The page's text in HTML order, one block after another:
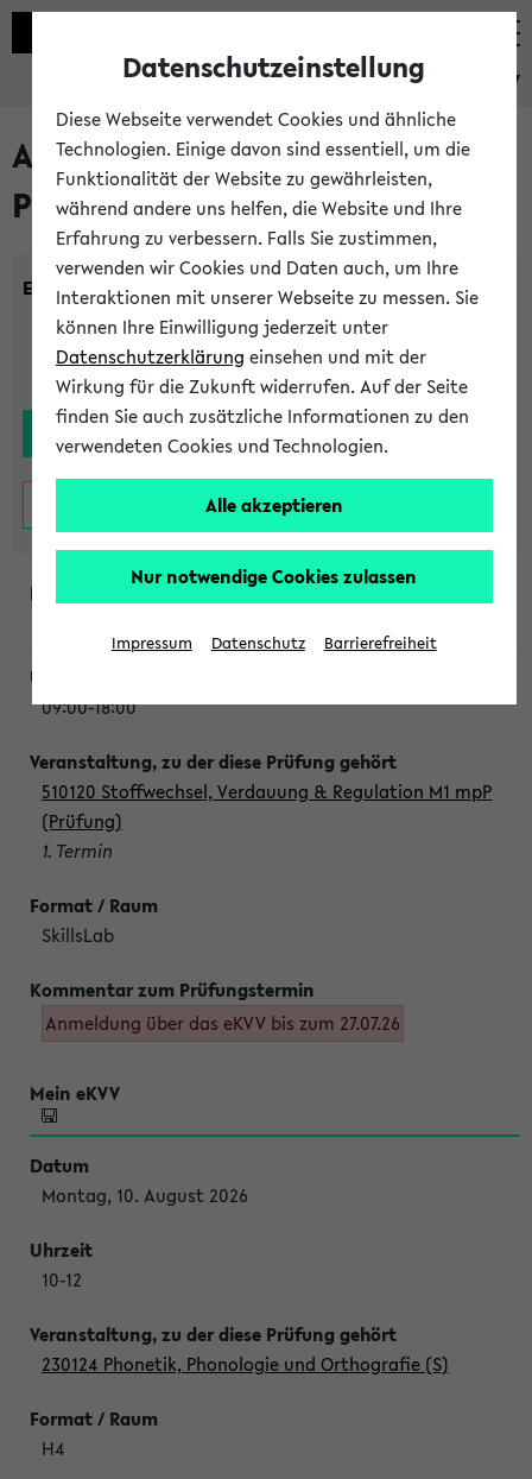
eKVV
Alle noch stattfindenden
Prüfungen
Einrichtung:
09:00-18:00
510120 Stoffwechsel, Verdauung & Regulation M1 mpP
(Prüfung)
1. Termin
SkillsLab
Anmeldung über das eKVV bis zum 27.07.26
Montag, 10. August 2026
10-12
230124 Phonetik, Phonologie und Orthografie (S)
H4
Datenschutzeinstellung
Diese Webseite verwendet Cookies und ähnliche
Technologien. Einige davon sind essentiell, um die
Funktionalität der Website zu gewährleisten,
während andere uns helfen, die Website und Ihre
Erfahrung zu verbessern. Falls Sie zustimmen,
verwenden wir Cookies und Daten auch, um Ihre
Interaktionen mit unserer Webseite zu messen. Sie
können Ihre Einwilligung jederzeit unter
Datenschutzerklärung einsehen und mit der
Wirkung für die Zukunft widerrufen. Auf der Seite
finden Sie auch zusätzliche Informationen zu den
verwendeten Cookies und Technologien.
Alle akzeptieren
Nur notwendige Cookies zulassen
Impressum Datenschutz Barrierefreiheit